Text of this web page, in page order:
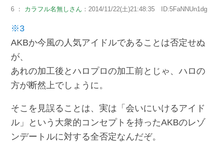
6 ： カラフル名無しさん ：2014/11/22(土)21:48:35 ID:5FaNNUn1dg
※3
AKBか今風の人気アイドルであることは否定せぬ
が、
あれの加工後とハロプロの加工前とじゃ、ハロの
方が断然上でしょうに。
そこを見誤ることは、実は「会いにいけるアイド
ル」という大衆的コンセプトを持ったAKBのレゾ
ンデートルに対する全否定なんだぞ。